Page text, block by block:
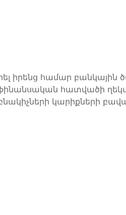
իրենց համար բանկային
ֆինանսական հատվածի
կարիքների